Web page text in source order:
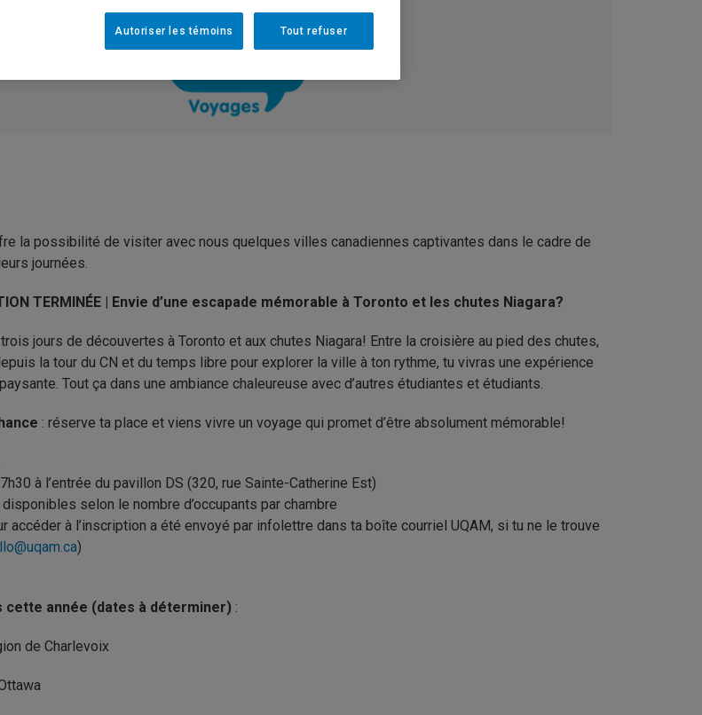
la possibilité de visiter avec nous quelques villes canadiennes captivantes dans le cadre de
journées.
TERMINÉE | Envie d’une escapade mémorable à Toronto et les chutes Niagara?
jours de découvertes à Toronto et aux chutes Niagara! Entre la croisière au pied des chutes,
la tour du CN et du temps libre pour explorer la ville à ton rythme, tu vivras une expérience
Tout ça dans une ambiance chaleureuse avec d’autres étudiantes et étudiants.
: réserve ta place et viens vivre un voyage qui promet d’être absolument mémorable!
à l’entrée du pavillon DS (320, rue Sainte-Catherine Est)
selon le nombre d’occupants par chambre
accéder à l’inscription a été envoyé par infolettre dans ta boîte courriel UQAM, si tu ne le trouve
)
cette année (dates à déterminer) :
de Charlevoix
Tout refuser
Autoriser les témoins